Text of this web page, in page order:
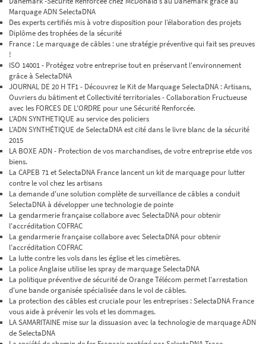
Marquage ADN SelectaDNA
Des experts certifiés mis à votre disposition pour l’élaboration des projets
Diplôme des trophées de la sécurité
France : Le marquage de câbles : une stratégie préventive qui fait ses preuves
!
ISO 14001 - Protégez votre entreprise tout en préservant l'environnement
grâce à SelectaDNA
JOURNAL DE 20 H TF1 - Découvrez le Kit de Marquage SelectaDNA : Artisans,
Ouvriers du bâtiment et Collectivité territoriales - Collaboration Fructueuse
avec les FORCES DE L'ORDRE pour une Sécurité Renforcée.
L'ADN SYNTHETIQUE au service des policiers
L'ADN SYNTHÉTIQUE de SelectaDNA est cité dans le livre blanc de la sécurité
2015
LA BOXE ADN - Protection de vos marchandises, de votre entreprise etde vos
biens.
La CAPEB 71 et SelectaDNA France lancent un kit de marquage pour lutter
contre le vol chez les artisans
La demande d'une solution complète de surveillance de câbles a conduit
SelectaDNA à développer une technologie de pointe
La gendarmerie française collabore avec SelectaDNA pour obtenir
l'accréditation COFRAC
La gendarmerie française collabore avec SelectaDNA pour obtenir
l'accréditation COFRAC
La lutte contre les vols dans les église et les cimetières.
La police Anglaise utilise les spray de marquage SelectaDNA
La politique préventive de sécurité de Orange Télécom permet l'arrestation
d'une bande organisée spécialisée dans le vol de câbles.
La protection des câbles est cruciale pour les entreprises : SelectaDNA France
vous aide à prévenir les vols et les dommages.
LA SAMARITAINE mise sur la dissuasion avec la technologie de marquage ADN
de SelectaDNA